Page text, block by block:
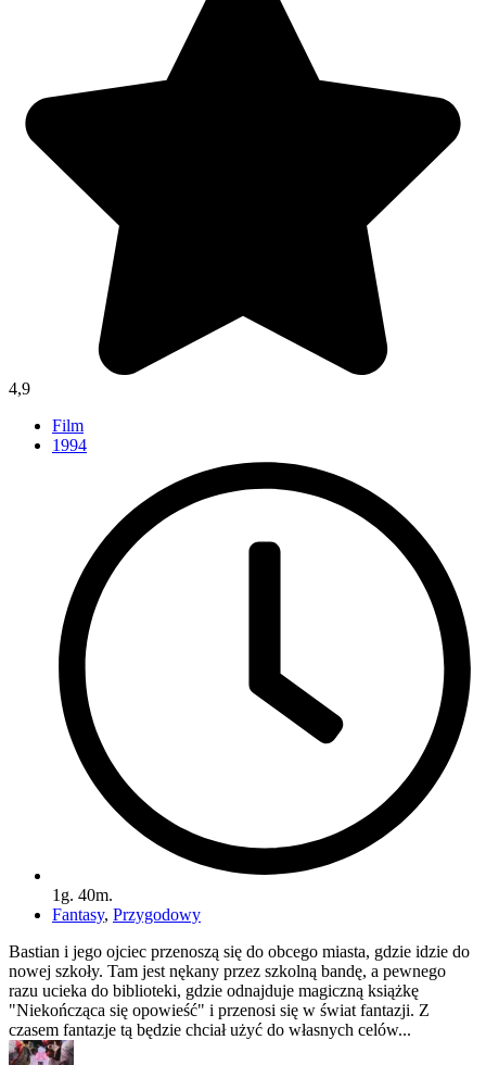
4,9
Film
1994
1g. 40m.
Fantasy, Przygodowy
Bastian i jego ojciec przenoszą się do obcego miasta, gdzie idzie do
nowej szkoły. Tam jest nękany przez szkolną bandę, a pewnego
razu ucieka do biblioteki, gdzie odnajduje magiczną książkę
"Niekończąca się opowieść" i przenosi się w świat fantazji. Z
czasem fantazje tą będzie chciał użyć do własnych celów...